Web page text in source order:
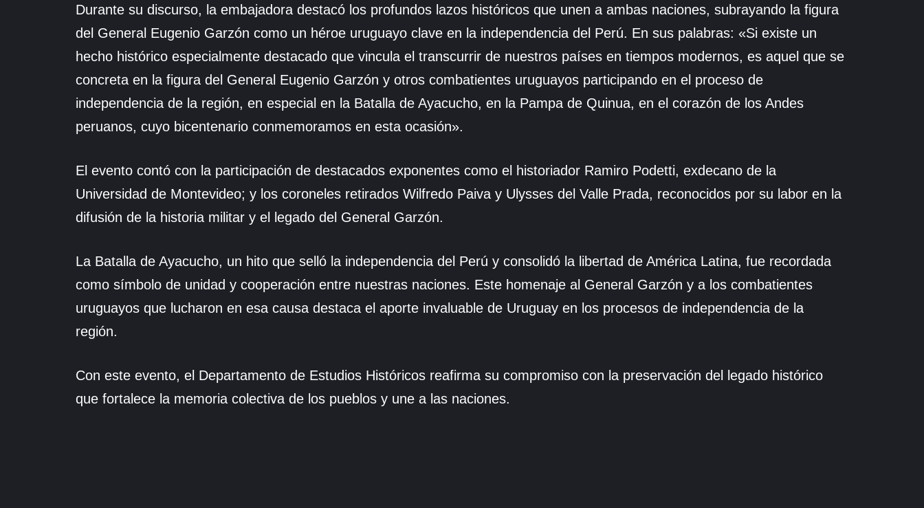
Durante su discurso, la embajadora destacó los profundos lazos históricos que unen a ambas naciones, subrayando la figura
del General Eugenio Garzón como un héroe uruguayo clave en la independencia del Perú. En sus palabras: «Si existe un
hecho histórico especialmente destacado que vincula el transcurrir de nuestros países en tiempos modernos, es aquel que se
concreta en la figura del General Eugenio Garzón y otros combatientes uruguayos participando en el proceso de
independencia de la región, en especial en la Batalla de Ayacucho, en la Pampa de Quinua, en el corazón de los Andes
peruanos, cuyo bicentenario conmemoramos en esta ocasión».
El evento contó con la participación de destacados exponentes como el historiador Ramiro Podetti, exdecano de la
Universidad de Montevideo; y los coroneles retirados Wilfredo Paiva y Ulysses del Valle Prada, reconocidos por su labor en la
difusión de la historia militar y el legado del General Garzón.
La Batalla de Ayacucho, un hito que selló la independencia del Perú y consolidó la libertad de América Latina, fue recordada
como símbolo de unidad y cooperación entre nuestras naciones. Este homenaje al General Garzón y a los combatientes
uruguayos que lucharon en esa causa destaca el aporte invaluable de Uruguay en los procesos de independencia de la
región.
Con este evento, el Departamento de Estudios Históricos reafirma su compromiso con la preservación del legado histórico
que fortalece la memoria colectiva de los pueblos y une a las naciones.